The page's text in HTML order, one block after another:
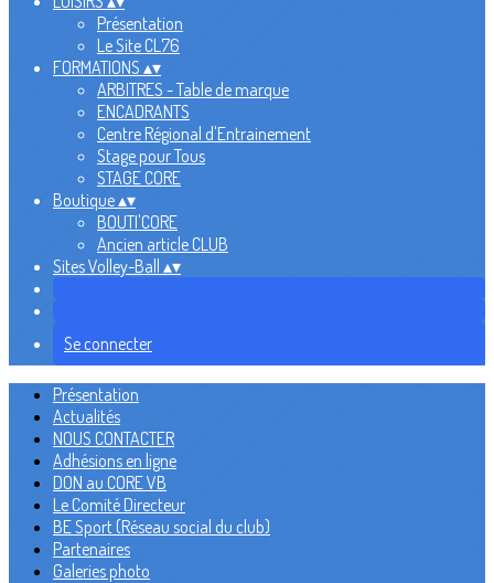
Présentation
Le Site CL76
FORMATIONS ▴▾
ARBITRES - Table de marque
ENCADRANTS
Centre Régional d'Entrainement
Stage pour Tous
STAGE CORE
Boutique▴▾
BOUTI'CORE
Ancien article CLUB
Sites Volley-Ball ▴▾
Se connecter
Présentation
Actualités
NOUS CONTACTER
Adhésions en ligne
DON au CORE VB
Le Comité Directeur
BE Sport (Réseau social du club)
Partenaires
Galeries photo